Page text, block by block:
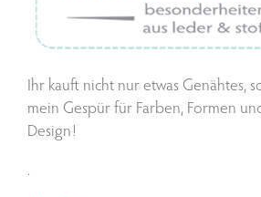
Ihr kauft nicht nur etwas Genähtes,
mein Gespür für Farben, Formen
Design!
.